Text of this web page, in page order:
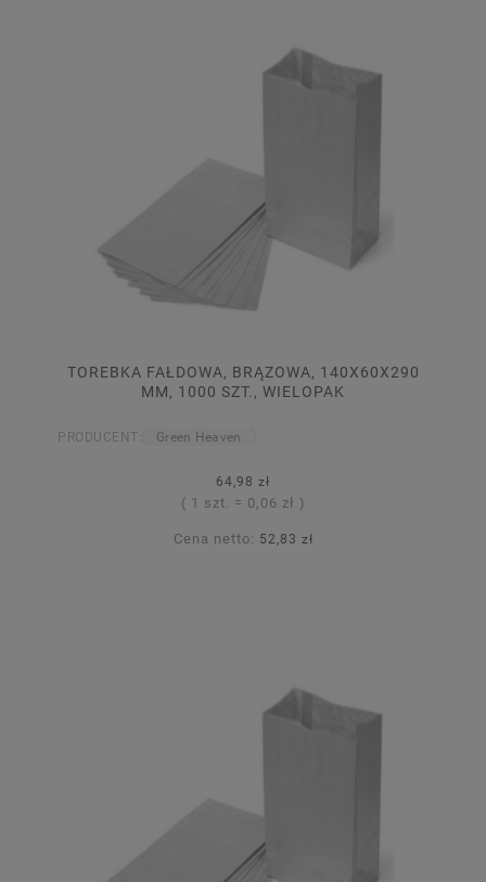
TOREBKA FAŁDOWA, BRĄZOWA, 140X60X290
MM, 1000 SZT., WIELOPAK
PRODUCENT: Green Heaven
64,98 zł
( 1 szt. = 0,06 zł )
Cena netto: 52,83 zł